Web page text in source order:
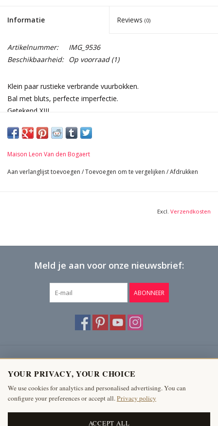
Informatie Reviews (0)
Artikelnummer:
IMG_9536
Beschikbaarheid: Op voorraad(1)
Klein paar rustieke verbrande vuurbokken.
Bal met bluts, perfecte imperfectie.
Getekend XIII.
20 cm Hoogte 7,87 Inch
35,5 cm Lengte 13,98 Inch
4,4 Kg
Maison Leon Van den Bogaert
Aan verlanglijst toevoegen /Toevoegen om te vergelijken /Afdrukken
Excl. Verzendkosten
Meld je aan voor onze nieuwsbrief:
ABONNEER
Producten
Mijn account
The Antique Fireplace Bank
YOUR PRIVACY, YOUR CHOICE
We use cookies for analytics and personalised advertising. You can
configure your preferences or accept all.Privacy policy
ACCEPT ALL